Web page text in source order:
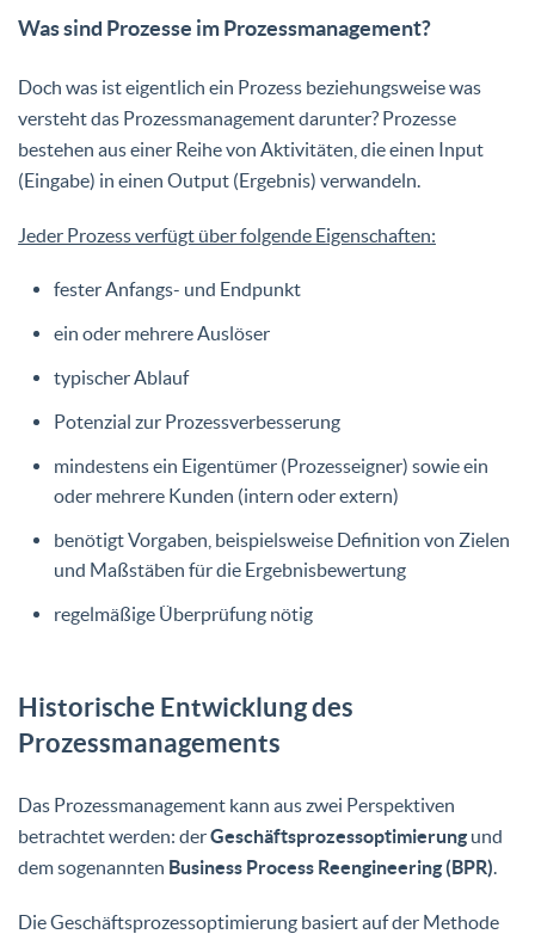
Was sind Prozesse im Prozessmanagement?
Doch was ist eigentlich ein Prozess beziehungsweise was
versteht das Prozessmanagement darunter? Prozesse
bestehen aus einer Reihe von Aktivitäten, die einen Input
(Eingabe) in einen Output (Ergebnis) verwandeln.
Jeder Prozess verfügt über folgende Eigenschaften:
fester Anfangs- und Endpunkt
ein oder mehrere Auslöser
typischer Ablauf
Potenzial zur Prozessverbesserung
mindestens ein Eigentümer (Prozesseigner) sowie ein
oder mehrere Kunden (intern oder extern)
benötigt Vorgaben, beispielsweise Definition von Zielen
und Maßstäben für die Ergebnisbewertung
regelmäßige Überprüfung nötig
Historische Entwicklung des
Prozessmanagements
Das Prozessmanagement kann aus zwei Perspektiven
betrachtet werden: derGeschäftsprozessoptimierung und
dem sogenannten Business Process Reengineering (BPR).
Die Geschäftsprozessoptimierung basiert auf der Methode